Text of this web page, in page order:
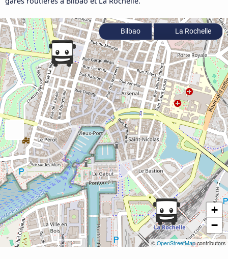
+
−
© OpenStreetMapcontributors
Bilbao La Rochelle